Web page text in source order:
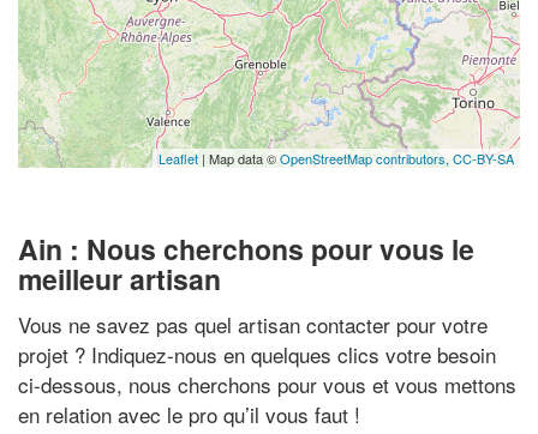
Leaflet | Map data ©OpenStreetMap contributors, CC-BY-SA
Ain : Nous cherchons pour vous le
meilleur artisan
Vous ne savez pas quel artisan contacter pour votre
projet ? Indiquez-nous en quelques clics votre besoin
ci-dessous, nous cherchons pour vous et vous mettons
en relation avec le pro qu’il vous faut !